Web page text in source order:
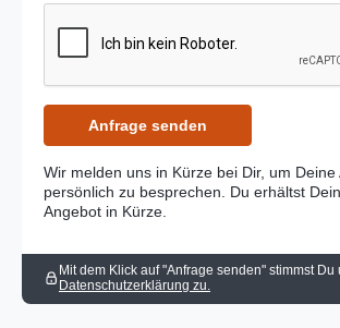
Wir melden uns in Kürze bei Dir, um Deine
persönlich zu besprechen. Du erhältst
Angebot in Kürze.
Mit dem Klick auf "Anfrage senden" stimmst Du
Datenschutzerklärung zu.